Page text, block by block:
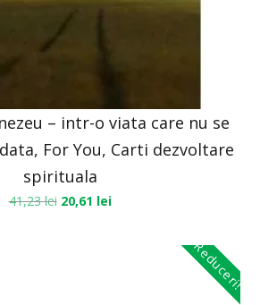
– intr-o viata care nu se
For You, Carti dezvoltare
spirituala
41,23lei 20,61 lei
Reduceri!